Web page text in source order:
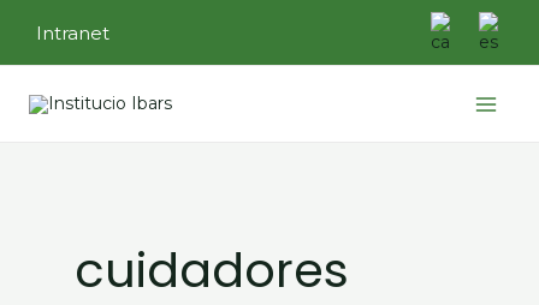
contenido
Intranet
cuidadores